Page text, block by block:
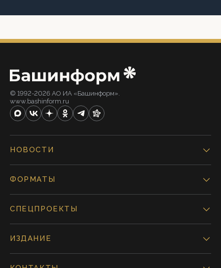
© 1992-2026 АО ИА «Башинформ».
www.bashinform.ru
НОВОСТИ
ФОРМАТЫ
СПЕЦПРОЕКТЫ
ИЗДАНИЕ